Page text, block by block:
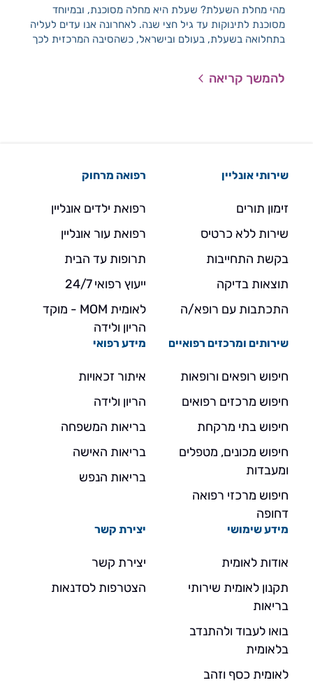
מהי מחלת השעלת? שעלת היא מחלה מסוכנת, ובמיוחד
מסוכנת לתינוקות עד גיל חצי שנה. לאחרונה אנו עדים לעליה
בתחלואה בשעלת, בעולם ובישראל, כשהסיבה המרכזית לכך
להמשך קריאה
שירותי אונליין
זימון תורים
שירות ללא כרטיס
בקשת התחייבות
תוצאות בדיקה
התכתבות עם רופא/ה
רפואה מרחוק
רפואת ילדים אונליין
רפואת עור אונליין
תרופות עד הבית
ייעוץ רפואי 24/7
לאומית MOM - מוקד
הריון ולידה
שירותים ומרכזים רפואיים
חיפוש רופאים ורופאות
חיפוש מרכזים רפואים
חיפוש בתי מרקחת
חיפוש מכונים, מטפלים
ומעבדות
חיפוש מרכזי רפואה
דחופה
מידע רפואי
איתור זכאויות
הריון ולידה
בריאות המשפחה
בריאות האישה
בריאות הנפש
מידע שימושי
אודות לאומית
תקנון לאומית שירותי
בריאות
בואו לעבוד ולהתנדב
בלאומית
לאומית כסף וזהב
יצירת קשר
יצירת קשר
הצטרפות לסדנאות